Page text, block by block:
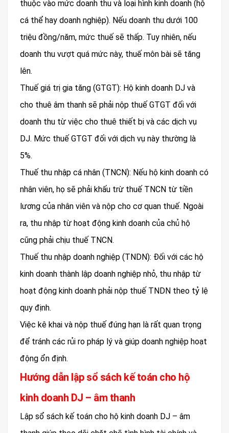
thuộc vào mức doanh thu và loại hình kinh doanh (hộ
cá thể hay doanh nghiệp). Nếu doanh thu dưới 100
triệu đồng/năm, mức thuế sẽ thấp. Tuy nhiên, nếu
doanh thu vượt quá mức này, thuế môn bài sẽ tăng
lên.
Thuế giá trị gia tăng (GTGT): Hộ kinh doanh DJ và
cho thuê âm thanh sẽ phải nộp thuế GTGT đối với
doanh thu từ việc cho thuê thiết bị và các dịch vụ
DJ. Mức thuế GTGT đối với dịch vụ này thường là
5%.
Thuế thu nhập cá nhân (TNCN): Nếu hộ kinh doanh có
nhân viên, họ sẽ phải khấu trừ thuế TNCN từ tiền
lương của nhân viên và nộp cho cơ quan thuế. Ngoài
ra, thu nhập từ hoạt động kinh doanh của chủ hộ
cũng phải chịu thuế TNCN.
Thuế thu nhập doanh nghiệp (TNDN): Đối với các hộ
kinh doanh thành lập doanh nghiệp nhỏ, thu nhập từ
hoạt động kinh doanh phải nộp thuế TNDN theo tỷ lệ
quy định.
Việc kê khai và nộp thuế đúng hạn là rất quan trọng
để tránh các rủi ro pháp lý và giúp doanh nghiệp hoạt
động ổn định.
Hướng dẫn lập sổ sách kế toán cho hộ
kinh doanh DJ – âm thanh
Lập sổ sách kế toán cho hộ kinh doanh DJ – âm